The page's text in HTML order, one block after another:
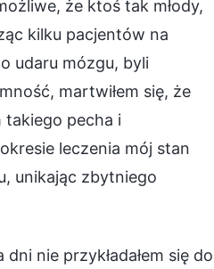
że ktoś tak młody,
kilku pacjentów na
udaru mózgu, byli
martwiłem się, że
takiego pecha i
leczenia mój stan
unikając zbytniego
nie przykładałem się do